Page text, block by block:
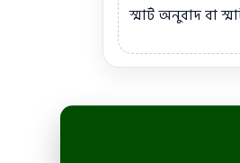
স্মার্ট অনুবাদ বা